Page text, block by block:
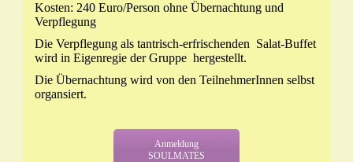
Kosten: 240 Euro/Person ohne Übernachtung und
Verpflegung
Die Verpflegung als tantrisch-erfrischenden Salat-Buffet
wird in Eigenregie der Gruppe hergestellt.
Die Übernachtung wird von den TeilnehmerInnen selbst
organsiert.
Anmeldung
SOULMATES